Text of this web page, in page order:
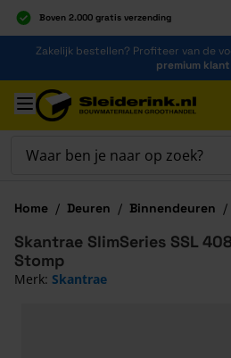
Boven 2.000 gratis verzending
Al 40 jaar dé specialist
Alles onder één dak
Ga naar de inhoud
Zakelijk bestellen? Profiteer van de
premium klant
Ga naar hoofdinhoud
Home / Deuren / Binnendeuren /
Skantrae SlimSeries SSL
Stomp
Merk: Skantrae